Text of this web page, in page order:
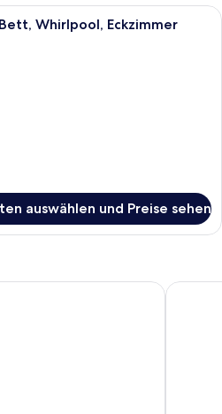
Bettwäsche aus ägyptischer
Whirlpool, Eckzimmer
auswählen und Preise sehen
NH